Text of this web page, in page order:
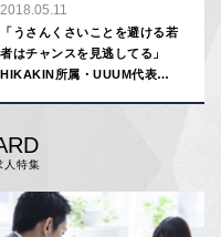
2018.05.11
「うさんくさいことを避ける若
者はチャンスを見逃してる」
HIKAKIN所属・UUUM代表
人特集